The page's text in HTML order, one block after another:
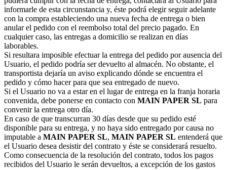
informarle de esta circunstancia y, éste podrá elegir seguir adelante
con la compra estableciendo una nueva fecha de entrega o bien
anular el pedido con el reembolso total del precio pagado. En
cualquier caso, las entregas a domicilio se realizan en días
laborables.
Si resultara imposible efectuar la entrega del pedido por ausencia del
Usuario, el pedido podría ser devuelto al almacén. No obstante, el
transportista dejaría un aviso explicando dónde se encuentra el
pedido y cómo hacer para que sea entregado de nuevo.
Si el Usuario no va a estar en el lugar de entrega en la franja horaria
convenida, debe ponerse en contacto con MAIN PAPER SL para
convenir la entrega otro día.
En caso de que transcurran 30 días desde que su pedido esté
disponible para su entrega, y no haya sido entregado por causa no
imputable a MAIN PAPER SL, MAIN PAPER SL entenderá que
el Usuario desea desistir del contrato y éste se considerará resuelto.
Como consecuencia de la resolución del contrato, todos los pagos
recibidos del Usuario le serán devueltos, a excepción de los gastos